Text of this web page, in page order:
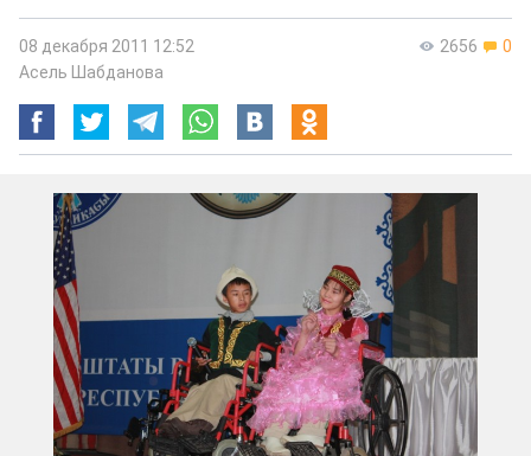
2656 0
08 декабря 2011 12:52
Асель Шабданова